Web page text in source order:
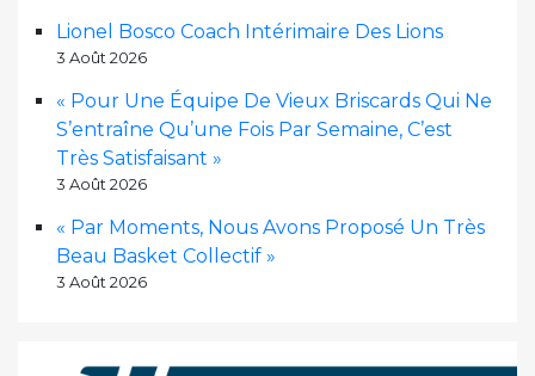
Lionel Bosco Coach Intérimaire Des Lions
3 Août 2026
« Pour Une Équipe De Vieux Briscards Qui Ne
S’entraîne Qu’une Fois Par Semaine, C’est
Très Satisfaisant »
3 Août 2026
« Par Moments, Nous Avons Proposé Un Très
Beau Basket Collectif »
3 Août 2026